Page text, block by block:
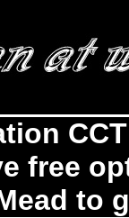
free
to